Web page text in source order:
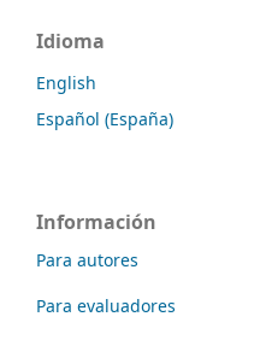
Idioma
English
Español (España)
Información
Para autores
Para evaluadores